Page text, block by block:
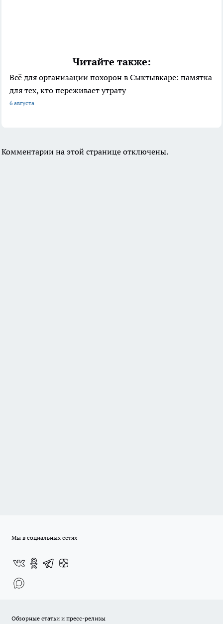
Читайте также:
Всё для организации похорон в Сыктывкаре: памятка
для тех, кто переживает утрату
6 августа
Комментарии на этой странице отключены.
Мы в социальных сетях
Обзорные статьи и пресс-релизы